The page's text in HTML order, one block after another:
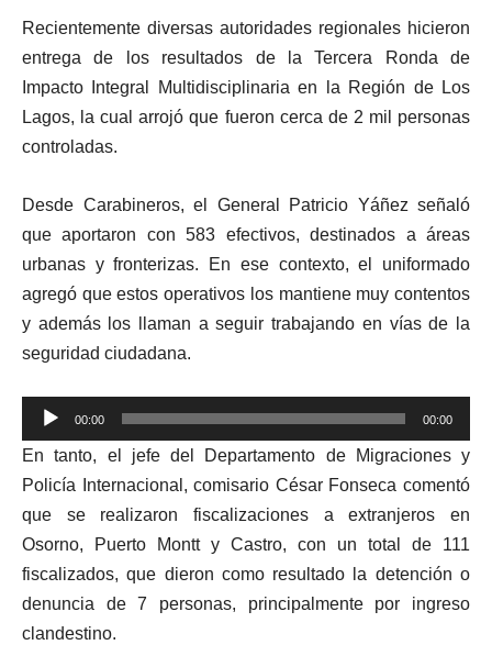
Recientemente diversas autoridades regionales hicieron
entrega de los resultados de la Tercera Ronda de
Impacto Integral Multidisciplinaria en la Región de Los
Lagos, la cual arrojó que fueron cerca de 2 mil personas
controladas.
Desde Carabineros, el General Patricio Yáñez señaló
que aportaron con 583 efectivos, destinados a áreas
urbanas y fronterizas. En ese contexto, el uniformado
agregó que estos operativos los mantiene muy contentos
y además los llaman a seguir trabajando en vías de la
seguridad ciudadana.
Reproductor
de
audio
00:00 00:00
En tanto, el jefe del Departamento de Migraciones y
Policía Internacional, comisario César Fonseca comentó
que se realizaron fiscalizaciones a extranjeros en
Osorno, Puerto Montt y Castro, con un total de 111
fiscalizados, que dieron como resultado la detención o
denuncia de 7 personas, principalmente por ingreso
clandestino.